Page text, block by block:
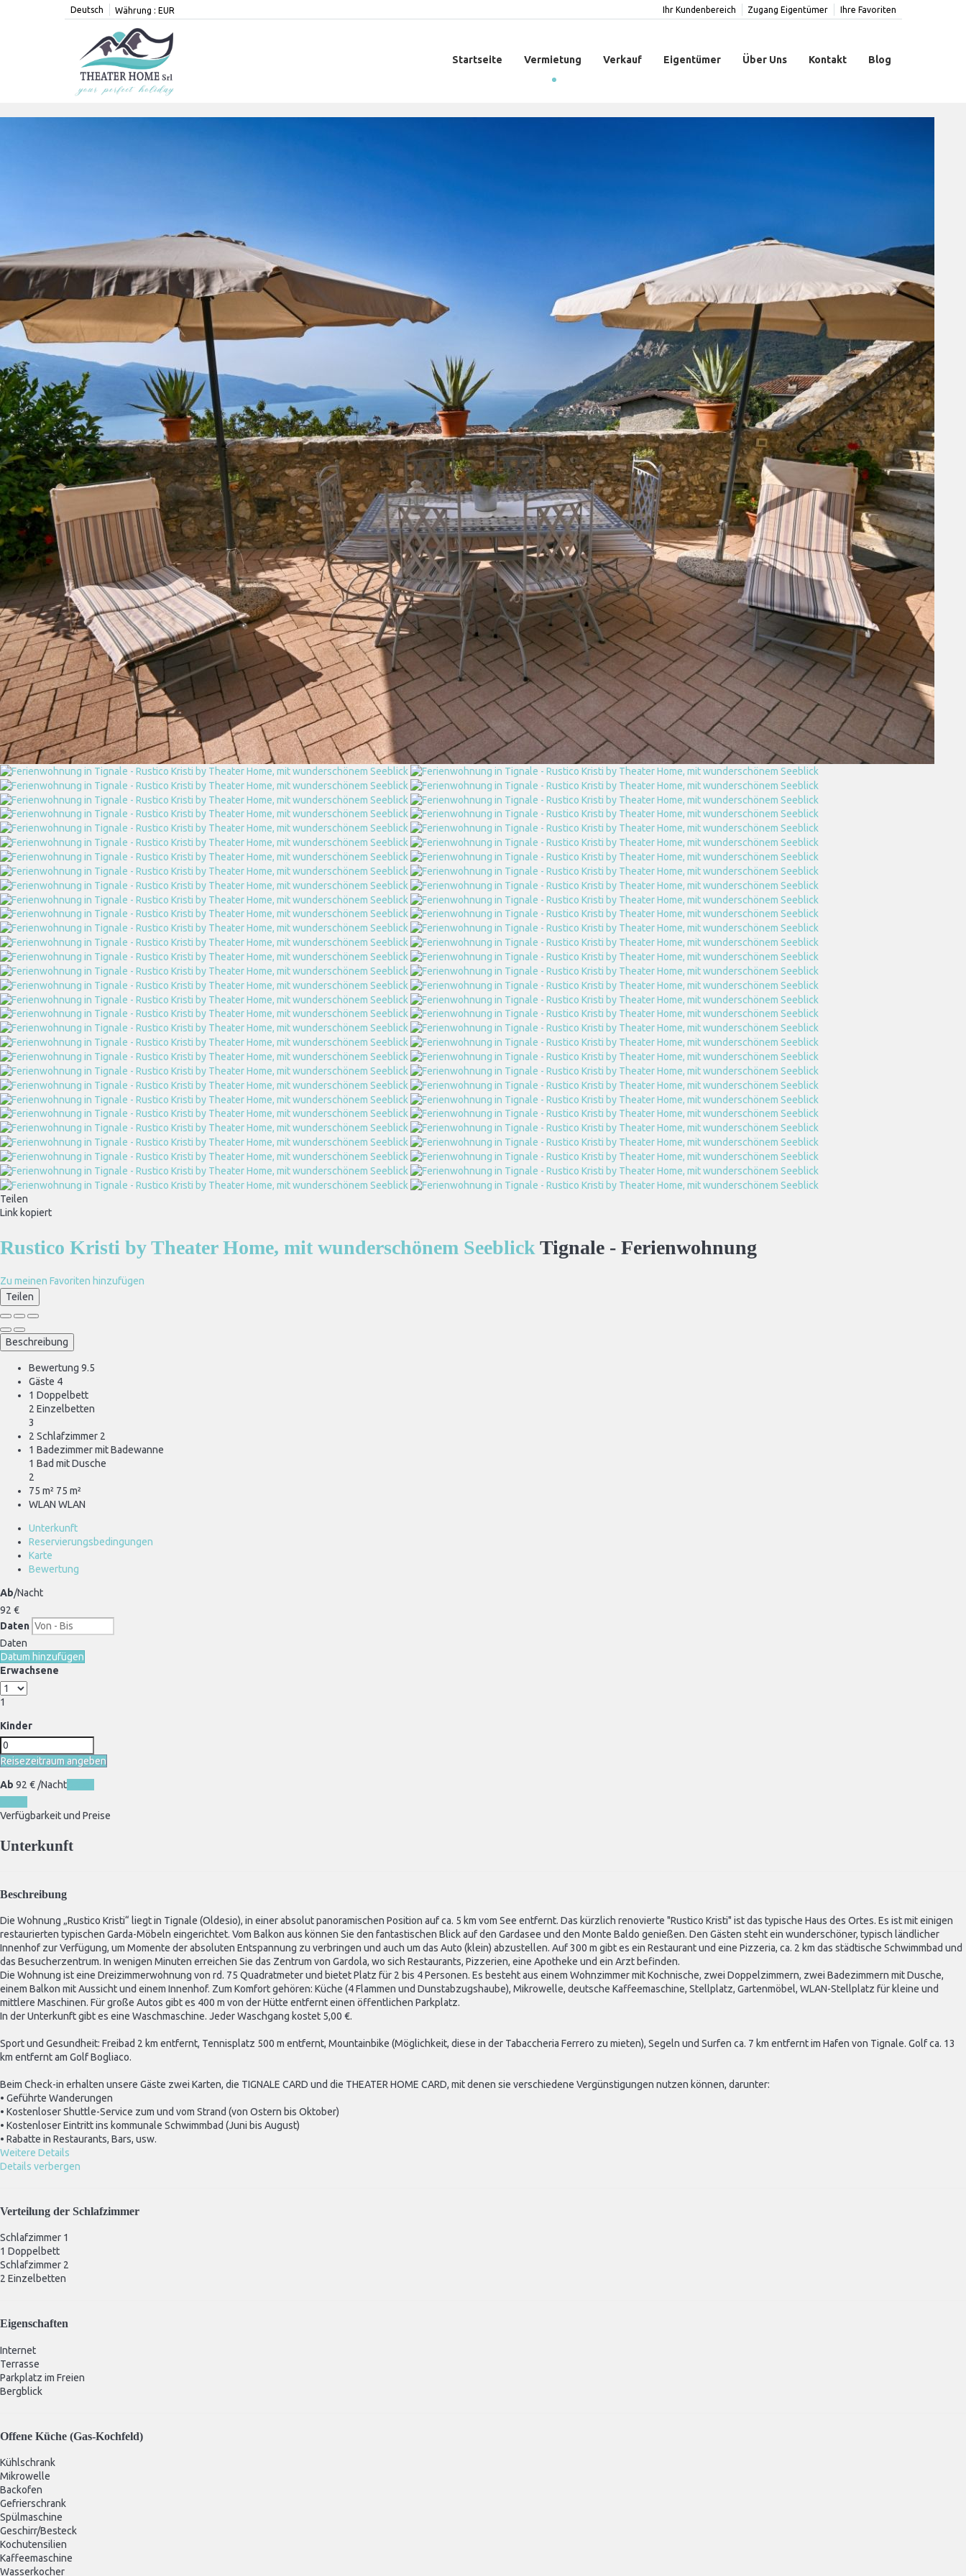
Deutsch Währung : EUR Ihre Favoriten
Zugang Eigentümer
Ihr Kundenbereich
Startseite Vermietung Verkauf Eigentümer Über Uns Kontakt Blog
Teilen
Link kopiert
Rustico Kristi by Theater Home, mit wunderschönem Seeblick Tignale - Ferienwohnung
Zu meinen Favoriten hinzufügen
Teilen
Beschreibung
Bewertung 9.5
Gäste 4
1 Doppelbett
2 Einzelbetten
3
2 Schlafzimmer 2
1 Badezimmer mit Badewanne
1 Bad mit Dusche
2
75 m² 75 m²
WLAN WLAN
Unterkunft
Reservierungsbedingungen
Karte
Bewertung
Ab/Nacht
92 €
Daten
Daten
Datum hinzufügen
Erwachsene
1
Kinder
Reisezeitraum angeben
Ab 92 €/Nacht
Verfügbarkeit und Preise
Unterkunft
Beschreibung
Die Wohnung „Rustico Kristi“ liegt in Tignale (Oldesio), in einer absolut panoramischen Position auf ca. 5 km vom See entfernt. Das kürzlich renovierte "Rustico Kristi" ist das typische Haus des Ortes. Es ist mit einigen
restaurierten typischen Garda-Möbeln eingerichtet. Vom Balkon aus können Sie den fantastischen Blick auf den Gardasee und den Monte Baldo genießen. Den Gästen steht ein wunderschöner, typisch ländlicher
Innenhof zur Verfügung, um Momente der absoluten Entspannung zu verbringen und auch um das Auto (klein) abzustellen. Auf 300 m gibt es ein Restaurant und eine Pizzeria, ca. 2 km das städtische Schwimmbad und
das Besucherzentrum. In wenigen Minuten erreichen Sie das Zentrum von Gardola, wo sich Restaurants, Pizzerien, eine Apotheke und ein Arzt befinden.
Die Wohnung ist eine Dreizimmerwohnung von rd. 75 Quadratmeter und bietet Platz für 2 bis 4 Personen. Es besteht aus einem Wohnzimmer mit Kochnische, zwei Doppelzimmern, zwei Badezimmern mit Dusche,
einem Balkon mit Aussicht und einem Innenhof. Zum Komfort gehören: Küche (4 Flammen und Dunstabzugshaube), Mikrowelle, deutsche Kaffeemaschine, Stellplatz, Gartenmöbel, WLAN-Stellplatz für kleine und
mittlere Maschinen. Für große Autos gibt es 400 m von der Hütte entfernt einen öffentlichen Parkplatz.
In der Unterkunft gibt es eine Waschmaschine. Jeder Waschgang kostet 5,00 €.
Sport und Gesundheit: Freibad 2 km entfernt, Tennisplatz 500 m entfernt, Mountainbike (Möglichkeit, diese in der Tabaccheria Ferrero zu mieten), Segeln und Surfen ca. 7 km entfernt im Hafen von Tignale. Golf ca. 13
km entfernt am Golf Bogliaco.
Beim Check-in erhalten unsere Gäste zwei Karten, die TIGNALE CARD und die THEATER HOME CARD, mit denen sie verschiedene Vergünstigungen nutzen können, darunter:
• Geführte Wanderungen
• Kostenloser Shuttle-Service zum und vom Strand (von Ostern bis Oktober)
• Kostenloser Eintritt ins kommunale Schwimmbad (Juni bis August)
• Rabatte in Restaurants, Bars, usw.
Weitere Details
Details verbergen
Verteilung der Schlafzimmer
Schlafzimmer 1
1 Doppelbett
Schlafzimmer 2
2 Einzelbetten
Eigenschaften
Internet
Terrasse
Parkplatz im Freien
Bergblick
Offene Küche (Gas-Kochfeld)
Kühlschrank
Mikrowelle
Backofen
Gefrierschrank
Spülmaschine
Geschirr/Besteck
Kochutensilien
Kaffeemaschine
Wasserkocher